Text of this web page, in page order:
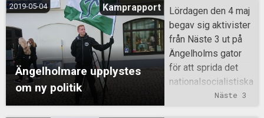
vid
Hässleholmsgården
s 5.5 km långa
motionsspår. Detta
är en uppmaning till
kamp mot de
Ängelholmare upplystes
om ny politik
2019-05-04 Kamprapport
Lördagen den 4 maj
begav sig aktivister
från Näste 3 ut på
Ängelholms gator
för att sprida det
nationalsocialistiska
budskapet till folket.
Näste 3